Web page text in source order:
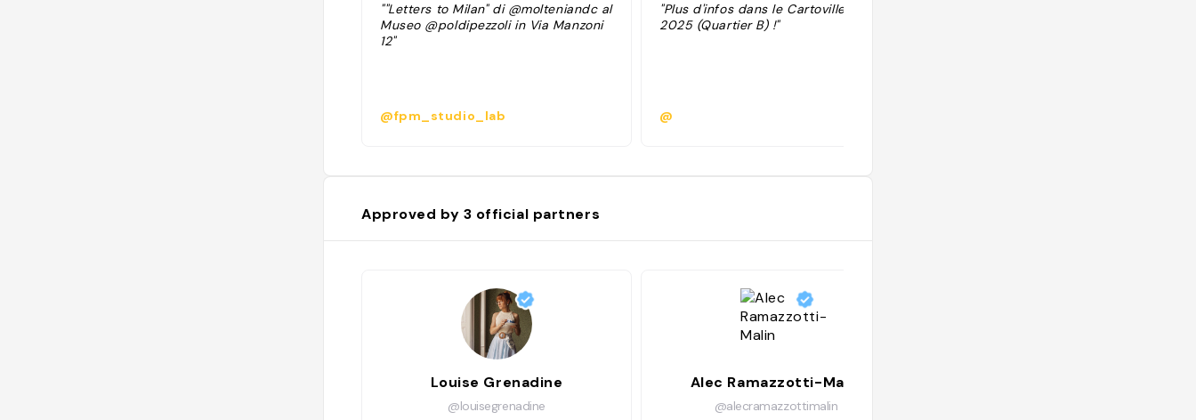
""Letters to Milan" di @molteniandc al
Museo @poldipezzoli in Via Manzoni
12"
@fpm_studio_lab
"Plus d'infos dans le Cartoville Milan
2025 (Quartier B) !"
@
Approved by 3 official partners
Louise Grenadine
@louisegrenadine
Alec Ramazzotti-Malin
@alecramazzottimalin